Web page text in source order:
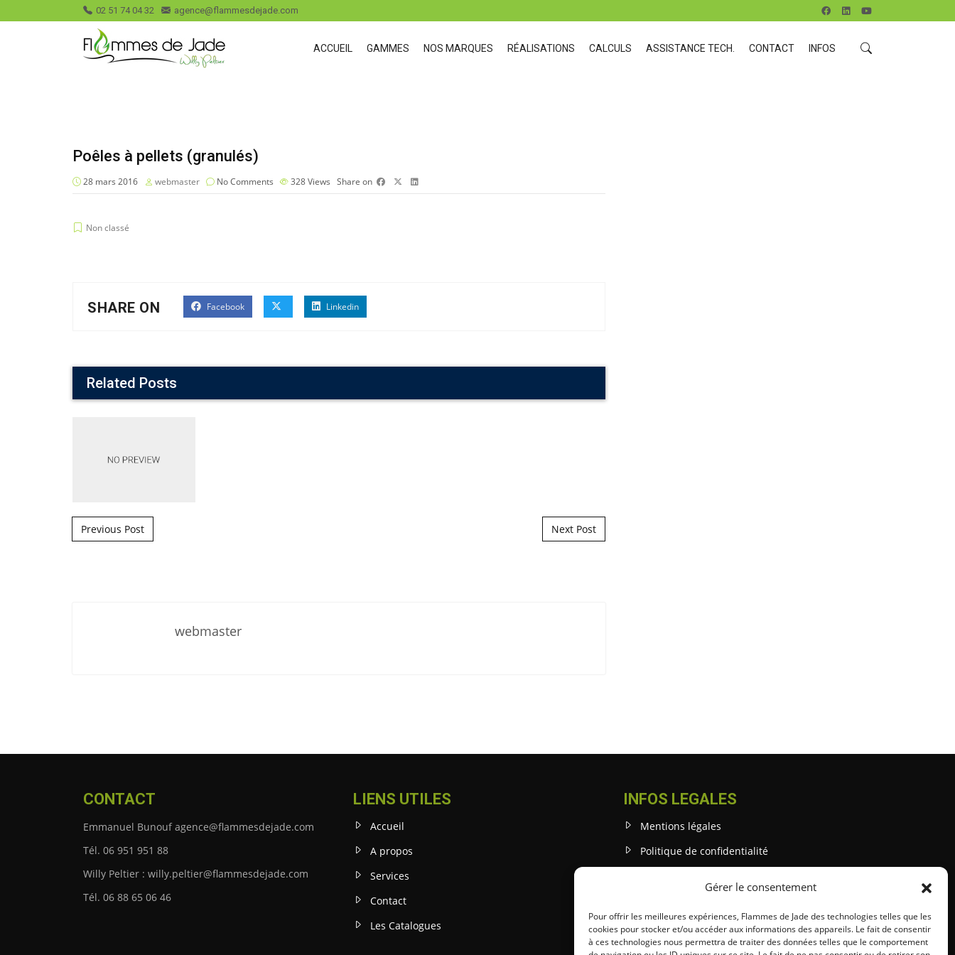
Gérer le consentement
Pour offrir les meilleures expériences, Flammes de Jade des technologies telles que les
cookies pour stocker et/ou accéder aux informations des appareils. Le fait de consentir
à ces technologies nous permettra de traiter des données telles que le comportement
02 51 74 04 32 agence@flammesdejade.com
ACCUEIL GAMMES NOS MARQUES RÉALISATIONS CALCULS ASSISTANCE TECH. CONTACT INFOS
Poêles à pellets (granulés)
28 mars 2016 webmaster No Comments 328Views Share on
Non classé
SHARE ON Facebook Linkedin
Related Posts
Post navigation
Previous Post Next Post
webmaster
CONTACT
Emmanuel Bunouf agence@flammesdejade.com
Tél. 06 951 951 88
Willy Peltier : willy.peltier@flammesdejade.com
Tél. 06 88 65 06 46
LIENS UTILES
Accueil
A propos
Services
Contact
Les Catalogues
INFOS LEGALES
Mentions légales
Politique de confidentialité